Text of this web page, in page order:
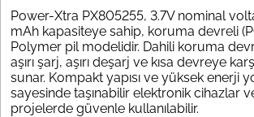
Power-Xtra PX805255, 3.7V nominal
mAh kapasiteye sahip, koruma devreli
Polymer pil modelidir. Dahili koruma
aşırı şarj, aşırı deşarj ve kısa devreye
sunar. Kompakt yapısı ve yüksek enerji
sayesinde taşınabilir elektronik cihazlar
projelerde güvenle kullanılabilir.